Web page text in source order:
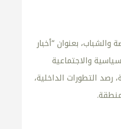
والشباب، بعنوان “أخبار
السياسية والاجتماعية
التطورات الداخلية،